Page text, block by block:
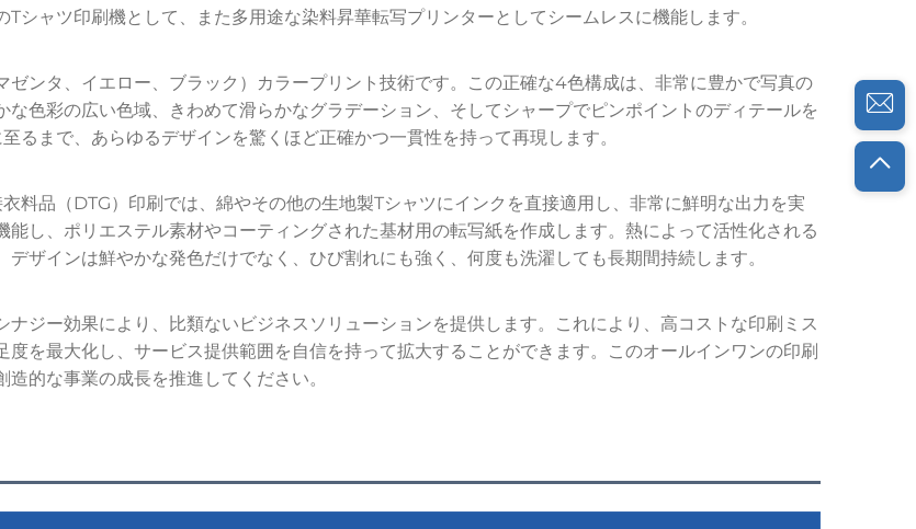
シャツ印刷機として、また多用途な染料昇華転写プリンターとしてシームレスに機能します。
ンタ、イエロー、ブラック）カラープリント技術です。この正確な4色構成は、非常に豊かで写真の
色彩の広い色域、きわめて滑らかなグラデーション、そしてシャープでピンポイントのディテールを
るまで、あらゆるデザインを驚くほど正確かつ一貫性を持って再現します。
料品（DTG）印刷では、綿やその他の生地製Tシャツにインクを直接適用し、非常に鮮明な出力を実
し、ポリエステル素材やコーティングされた基材用の転写紙を作成します。熱によって活性化される
ザインは鮮やかな発色だけでなく、ひび割れにも強く、何度も洗濯しても長期間持続します。
ジー効果により、比類ないビジネスソリューションを提供します。これにより、高コストな印刷ミス
を最大化し、サービス提供範囲を自信を持って拡大することができます。このオールインワンの印刷
的な事業の成長を推進してください。